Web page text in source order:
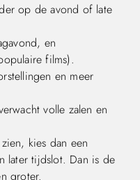
op de avond of late
en
films).
en meer
volle zalen en
kies dan een
later tijdslot. Dan is de
groter.